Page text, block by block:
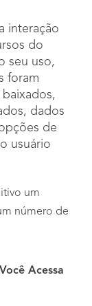
interação
do
seu uso,
foram
dados
de
usuário
um
número de
Acessa